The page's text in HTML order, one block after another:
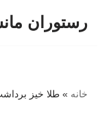
رستوران
خانه » طلا خیز برداشت/